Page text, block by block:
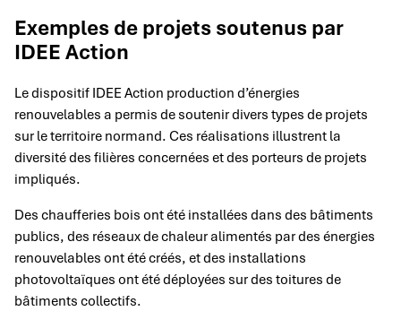
Exemples de projets soutenus par
IDEE Action
Le dispositif IDEE Action production d’énergies
renouvelables a permis de soutenir divers types de projets
sur le territoire normand. Ces réalisations illustrent la
diversité des filières concernées et des porteurs de projets
impliqués.
Des chaufferies bois ont été installées dans des bâtiments
publics, des réseaux de chaleur alimentés par des énergies
renouvelables ont été créés, et des installations
photovoltaïques ont été déployées sur des toitures de
bâtiments collectifs.